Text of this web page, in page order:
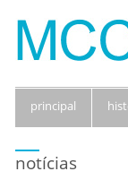
principal
notícias